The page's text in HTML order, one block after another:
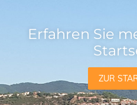
Erfahren Sie
ZUR